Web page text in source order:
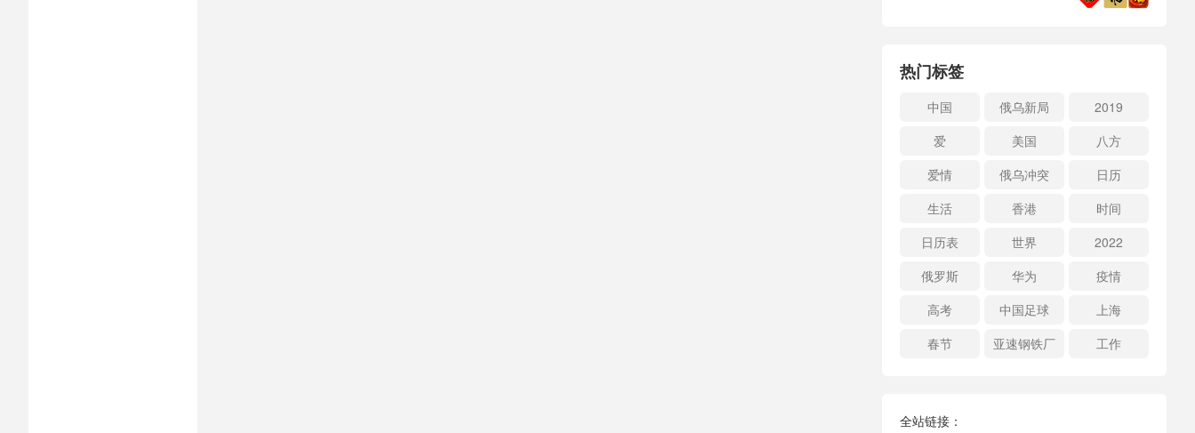
热门标签
中国 俄乌新局
2019
爱
美国
八方
爱情
俄乌冲突
日历
生活
香港
时间
日历表
世界
2022
俄罗斯
华为
疫情
高考
中国足球
上海
春节
亚速钢铁厂 工作
全站链接：